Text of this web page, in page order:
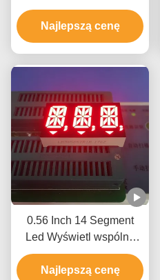
wyświetlacz LED
Podwójna cyfra wspólna
anoda do tablicy
Najlepszą cenę
0.56 Inch 14 Segment
Led Wyświetl wspólną
anodę Super bright green
Do tablicy przyrządów
Najlepszą cenę